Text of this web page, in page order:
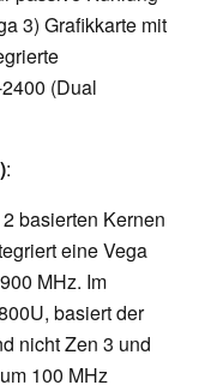
3) Grafikkarte mit
(Dual
:
basierten Kernen
eine Vega
MHz. Im
basiert der
nicht Zen 3 und
100 MHz